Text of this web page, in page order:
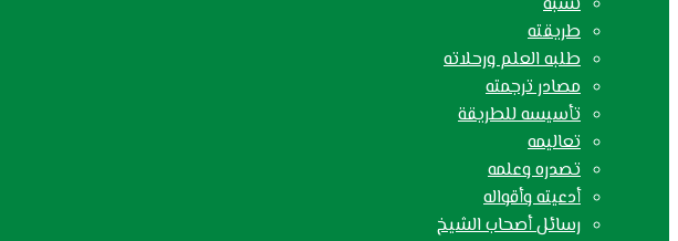
طريقته
طلبه العلم ورحلاته
مصادر ترجمته
تأسيسه للطريقة
تعاليمه
تصدره وعلمه
أدعيته وأقواله
رسائل أصحاب الشيخ